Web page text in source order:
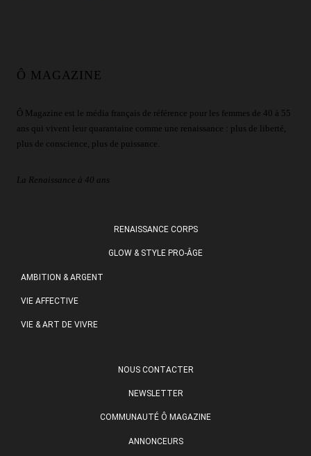
Ô MAGAZINE
Ô Magazine est le média français de référence pour les femmes de 40 à 55
ans qui vivent leur quarantaine comme une renaissance : plus de liberté,
plus de conscience, plus de puissance.
La Renaissance à 40 ans
RENAISSANCE CORPS
GLOW & STYLE PRO-ÂGE
AMBITION & ARGENT
VIE AFFECTIVE
VIE & ART DE VIVRE
NOUS CONTACTER
NEWSLETTER
COMMUNAUTÉ Ô MAGAZINE
ANNONCEURS